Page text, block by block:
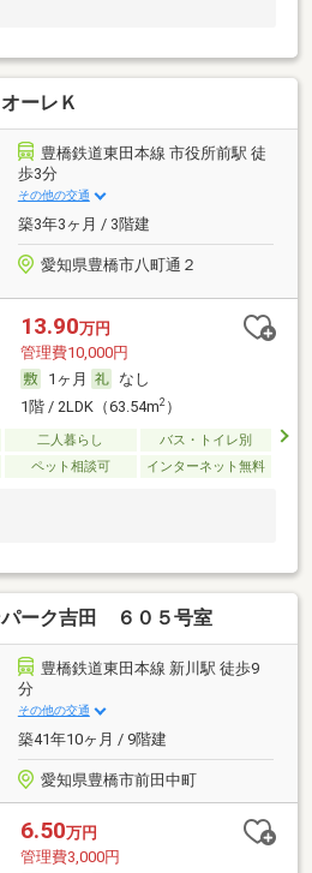
ーレＫ
豊橋鉄道東田本線 市役所前駅 徒
歩3分
その他の交通
築3年3ヶ月 / 3階建
愛知県豊橋市八町通２
13.90万円
管理費10,000円
1ヶ月
なし
1階 / 2LDK（63.54m2）
二人暮らし
バス・トイレ別
ペット相談可 インターネット無料
パーク吉田 ６０５号室
豊橋鉄道東田本線 新川駅 徒歩9
分
その他の交通
築41年10ヶ月 / 9階建
愛知県豊橋市前田中町
6.50万円
管理費3,000円